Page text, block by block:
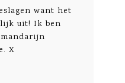
want het
uit! Ik ben
X